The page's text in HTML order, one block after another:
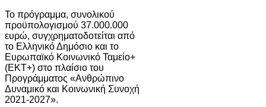
Το πρόγραμμα, συνολικού
προϋπολογισμού 37.000.000
ευρώ, συγχρηματοδοτείται από
το Ελληνικό Δημόσιο και το
Ευρωπαϊκό Κοινωνικό Ταμείο+
(ΕΚΤ+) στο πλαίσιο του
Προγράμματος «Ανθρώπινο
Δυναμικό και Κοινωνική Συνοχή
2021-2027».